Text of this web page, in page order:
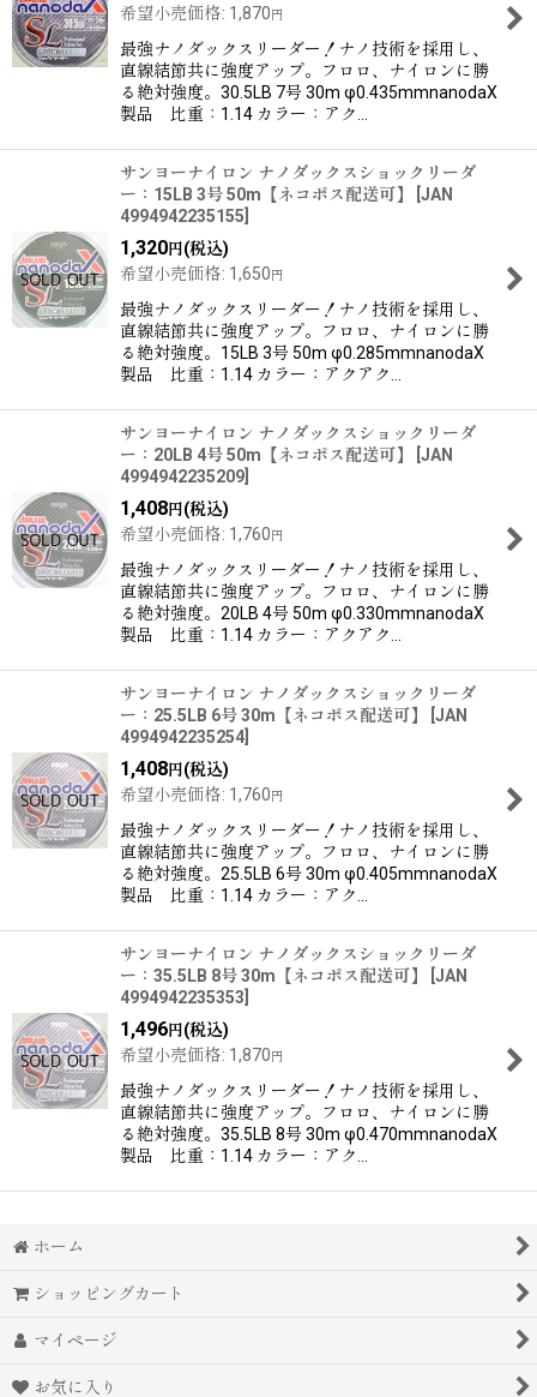
希望小売価格: 1,870円
最強ナノダックスリーダー！ナノ技術を採用し、
直線結節共に強度アップ。フロロ、ナイロンに勝
る絶対強度。30.5LB 7号 30m φ0.435mmnanodaX
製品 比重：1.14 カラー：アク…
サンヨーナイロン ナノダックスショックリーダ
ー：15LB 3号 50m【ネコポス配送可】
JAN
4994942235155
1,320 円(税込)
希望小売価格: 1,650円
最強ナノダックスリーダー！ナノ技術を採用し、
直線結節共に強度アップ。フロロ、ナイロンに勝
る絶対強度。15LB 3号 50m φ0.285mmnanodaX
製品 比重：1.14 カラー：アクアク…
サンヨーナイロン ナノダックスショックリーダ
ー：20LB 4号 50m【ネコポス配送可】
JAN
4994942235209
1,408 円(税込)
希望小売価格: 1,760円
最強ナノダックスリーダー！ナノ技術を採用し、
直線結節共に強度アップ。フロロ、ナイロンに勝
る絶対強度。20LB 4号 50m φ0.330mmnanodaX
製品 比重：1.14 カラー：アクアク…
サンヨーナイロン ナノダックスショックリーダ
ー：25.5LB 6号 30m【ネコポス配送可】
JAN
4994942235254
1,408 円(税込)
希望小売価格: 1,760円
最強ナノダックスリーダー！ナノ技術を採用し、
直線結節共に強度アップ。フロロ、ナイロンに勝
る絶対強度。25.5LB 6号 30m φ0.405mmnanodaX
製品 比重：1.14 カラー：アク…
サンヨーナイロン ナノダックスショックリーダ
ー：35.5LB 8号 30m【ネコポス配送可】
JAN
4994942235353
1,496 円(税込)
希望小売価格: 1,870円
最強ナノダックスリーダー！ナノ技術を採用し、
直線結節共に強度アップ。フロロ、ナイロンに勝
る絶対強度。35.5LB 8号 30m φ0.470mmnanodaX
製品 比重：1.14 カラー：アク…
ホーム
ショッピングカート
マイページ
お気に入り